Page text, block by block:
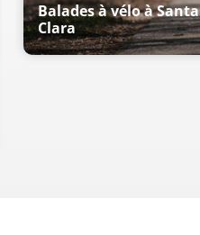
Balades à vélo à Santa
Clara